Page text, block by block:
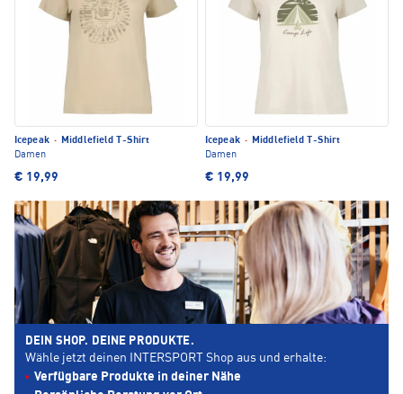
Icepeak ·
Middlefield T-Shirt
Damen
€ 19,99
Icepeak ·
Middlefield T-Shirt
Damen
€ 19,99
DEIN SHOP. DEINE PRODUKTE.
Wähle jetzt deinen INTERSPORT Shop aus und erhalte:
Verfügbare Produkte in deiner Nähe